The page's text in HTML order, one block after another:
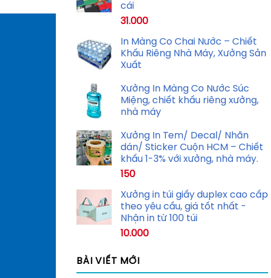
cái
31.000
In Màng Co Chai Nước – Chiết
Khấu Riêng Nhà Máy, Xưởng Sản
Xuất
Xưởng In Màng Co Nước Súc
Miệng, chiết khấu riêng xưởng,
nhà máy
Xưởng In Tem/ Decal/ Nhãn
dán/ Sticker Cuộn HCM – Chiết
khấu 1-3% với xưởng, nhà máy.
150
Xưởng in túi giấy duplex cao cấp
theo yêu cầu, giá tốt nhất -
Nhận in từ 100 túi
10.000
BÀI VIẾT MỚI